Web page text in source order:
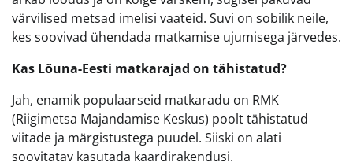
värvilised metsad imelisi vaateid. Suvi on sobilik neile,
kes soovivad ühendada matkamise ujumisega järvedes.
Kas Lõuna-Eesti matkarajad on tähistatud?
Jah, enamik populaarseid matkaradu on RMK
(Riigimetsa Majandamise Keskus) poolt tähistatud
viitade ja märgistustega puudel. Siiski on alati
soovitatav kasutada kaardirakendusi.